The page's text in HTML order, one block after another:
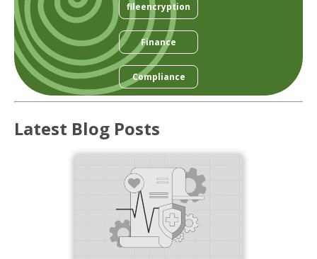
fileencryption
Finance
Compliance
Latest Blog Posts